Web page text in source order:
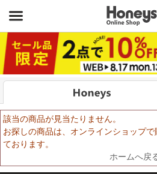
該当の商品が見当たりません。
お探しの商品は、オンラインショップ
ております。
ホームへ戻